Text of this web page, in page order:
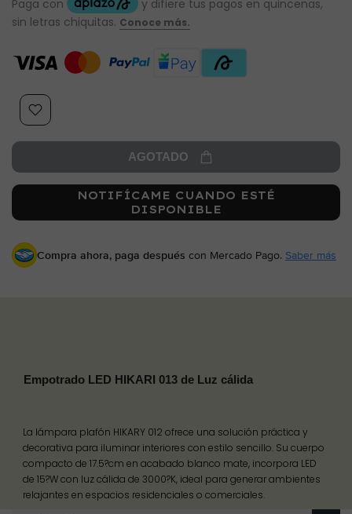
AGOTADO
NOTIFÍCAME CUANDO ESTÉ
DISPONIBLE
Compra ahora, paga después con Mercado Pago. Saber más
Empotrado LED HIKARI 013 de Luz cálida
La lámpara plafón HIKARY 012 ofrece una solución práctica y
decorativa para iluminar interiores con estilo sencillo. Su cuerpo
compacto de 17.5?cm en acabado blanco mate, incorpora LED
de 15?W con luz cálida de 3000?K, ideal para generar ambientes
relajantes en espacios residenciales o comerciales.